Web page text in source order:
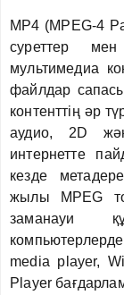
MP4 (MPEG-4
суреттер мен
мультимедиа
файлдар
контенттің әр
аудио, 2D
интернетте
кезде
жылы MPEG
заманауи
media player,
Player